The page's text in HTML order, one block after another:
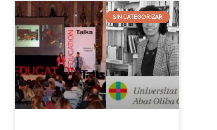
SIN CATEGORIZAR